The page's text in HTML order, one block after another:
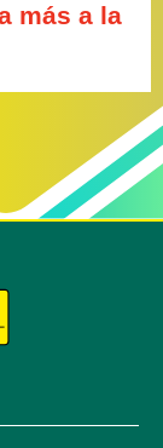
más a la